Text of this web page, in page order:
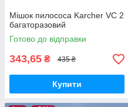
Мішок пилососа Karcher VC 2
багаторазовий
Готово до відправки
343,65 ₴ 435 ₴
Купити